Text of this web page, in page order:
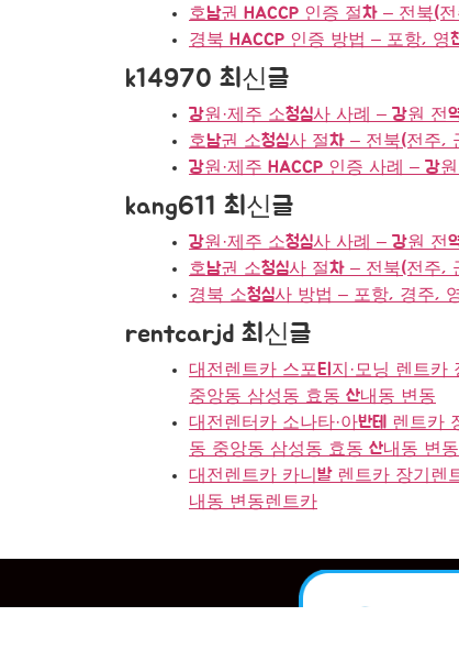
호남권 HACCP 인증 절차 – 전북(
경북 HACCP 인증 방법 – 포항,
k14970 최신글
강원·제주 소청심사 사례 – 강원
호남권 소청심사 절차 – 전북(전주
강원·제주 HACCP 인증 사례 – 강
kang611 최신글
강원·제주 소청심사 사례 – 강원
호남권 소청심사 절차 – 전북(전주
경북 소청심사 방법 – 포항, 경주,
rentcarjd 최신글
대전렌트카 스포티지·모닝 렌트카
중앙동 삼성동 효동 산내동 변동
대전렌터카 소나타·아반테 렌트카
동 중앙동 삼성동 효동 산내동 변동
대전렌트카 카니발 렌트카 장기렌
내동 변동렌트카